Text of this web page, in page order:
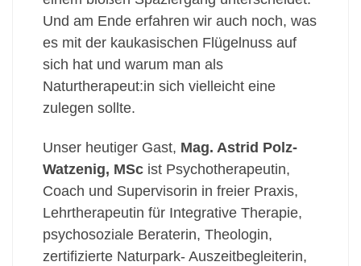
Und am Ende erfahren wir auch noch, was
es mit der kaukasischen Flügelnuss auf
sich hat und warum man als
Naturtherapeut:in sich vielleicht eine
zulegen sollte.
Unser heutiger Gast, Mag. Astrid Polz-
Watzenig, MScist Psychotherapeutin,
Coach und Supervisorin in freier Praxis,
Lehrtherapeutin für Integrative Therapie,
psychosoziale Beraterin, Theologin,
zertifizierte Naturpark- Auszeitbegleiterin,